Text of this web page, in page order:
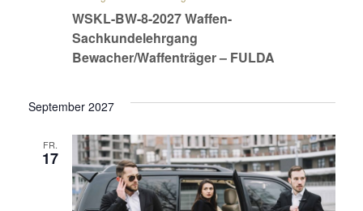
WSKL-BW-8-2027 Waffen-
Sachkundelehrgang
Bewacher/Waffenträger – FULDA
September 2027
FR.
17